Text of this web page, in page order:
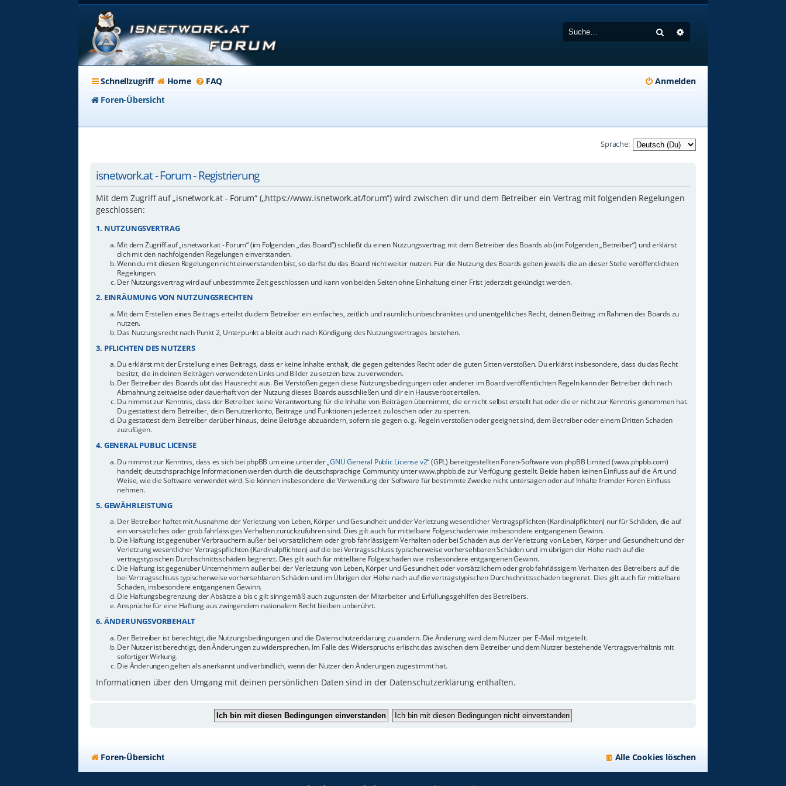
Suche
Schnellzugriff Home FAQ
Anmelden
Foren-Übersicht
Sprache:
isnetwork.at - Forum - Registrierung
Mit dem Zugriff auf „isnetwork.at - Forum“ („https://www.isnetwork.at/forum“) wird zwischen dir und dem Betreiber ein Vertrag mit folgenden Regelungen
geschlossen:
1. NUTZUNGSVERTRAG
Mit dem Zugriff auf „isnetwork.at - Forum“ (im Folgenden „das Board“) schließt du einen Nutzungsvertrag mit dem Betreiber des Boards ab (im Folgenden „Betreiber“) und erklärst
dich mit den nachfolgenden Regelungen einverstanden.
Wenn du mit diesen Regelungen nicht einverstanden bist, so darfst du das Board nicht weiter nutzen. Für die Nutzung des Boards gelten jeweils die an dieser Stelle veröffentlichten
Regelungen.
Der Nutzungsvertrag wird auf unbestimmte Zeit geschlossen und kann von beiden Seiten ohne Einhaltung einer Frist jederzeit gekündigt werden.
2. EINRÄUMUNG VON NUTZUNGSRECHTEN
Mit dem Erstellen eines Beitrags erteilst du dem Betreiber ein einfaches, zeitlich und räumlich unbeschränktes und unentgeltliches Recht, deinen Beitrag im Rahmen des Boards zu
nutzen.
Das Nutzungsrecht nach Punkt 2, Unterpunkt a bleibt auch nach Kündigung des Nutzungsvertrages bestehen.
3. PFLICHTEN DES NUTZERS
Du erklärst mit der Erstellung eines Beitrags, dass er keine Inhalte enthält, die gegen geltendes Recht oder die guten Sitten verstoßen. Du erklärst insbesondere, dass du das Recht
besitzt, die in deinen Beiträgen verwendeten Links und Bilder zu setzen bzw. zu verwenden.
Der Betreiber des Boards übt das Hausrecht aus. Bei Verstößen gegen diese Nutzungsbedingungen oder anderer im Board veröffentlichten Regeln kann der Betreiber dich nach
Abmahnung zeitweise oder dauerhaft von der Nutzung dieses Boards ausschließen und dir ein Hausverbot erteilen.
Du nimmst zur Kenntnis, dass der Betreiber keine Verantwortung für die Inhalte von Beiträgen übernimmt, die er nicht selbst erstellt hat oder die er nicht zur Kenntnis genommen hat.
Du gestattest dem Betreiber, dein Benutzerkonto, Beiträge und Funktionen jederzeit zu löschen oder zu sperren.
Du gestattest dem Betreiber darüber hinaus, deine Beiträge abzuändern, sofern sie gegen o. g. Regeln verstoßen oder geeignet sind, dem Betreiber oder einem Dritten Schaden
zuzufügen.
4. GENERAL PUBLIC LICENSE
Du nimmst zur Kenntnis, dass es sich bei phpBB um eine unter der „GNU General Public License v2“ (GPL) bereitgestellten Foren-Software von phpBB Limited (www.phpbb.com)
handelt; deutschsprachige Informationen werden durch die deutschsprachige Community unter www.phpbb.de zur Verfügung gestellt. Beide haben keinen Einfluss auf die Art und
Weise, wie die Software verwendet wird. Sie können insbesondere die Verwendung der Software für bestimmte Zwecke nicht untersagen oder auf Inhalte fremder Foren Einfluss
nehmen.
5. GEWÄHRLEISTUNG
Der Betreiber haftet mit Ausnahme der Verletzung von Leben, Körper und Gesundheit und der Verletzung wesentlicher Vertragspflichten (Kardinalpflichten) nur für Schäden, die auf
ein vorsätzliches oder grob fahrlässiges Verhalten zurückzuführen sind. Dies gilt auch für mittelbare Folgeschäden wie insbesondere entgangenen Gewinn.
Die Haftung ist gegenüber Verbrauchern außer bei vorsätzlichem oder grob fahrlässigem Verhalten oder bei Schäden aus der Verletzung von Leben, Körper und Gesundheit und der
Verletzung wesentlicher Vertragspflichten (Kardinalpflichten) auf die bei Vertragsschluss typischerweise vorhersehbaren Schäden und im übrigen der Höhe nach auf die
vertragstypischen Durchschnittsschäden begrenzt. Dies gilt auch für mittelbare Folgeschäden wie insbesondere entgangenen Gewinn.
Die Haftung ist gegenüber Unternehmern außer bei der Verletzung von Leben, Körper und Gesundheit oder vorsätzlichem oder grob fahrlässigem Verhalten des Betreibers auf die
bei Vertragsschluss typischerweise vorhersehbaren Schäden und im Übrigen der Höhe nach auf die vertragstypischen Durchschnittsschäden begrenzt. Dies gilt auch für mittelbare
Schäden, insbesondere entgangenen Gewinn.
Die Haftungsbegrenzung der Absätze a bis c gilt sinngemäß auch zugunsten der Mitarbeiter und Erfüllungsgehilfen des Betreibers.
Ansprüche für eine Haftung aus zwingendem nationalem Recht bleiben unberührt.
6. ÄNDERUNGSVORBEHALT
Der Betreiber ist berechtigt, die Nutzungsbedingungen und die Datenschutzerklärung zu ändern. Die Änderung wird dem Nutzer per E-Mail mitgeteilt.
Der Nutzer ist berechtigt, den Änderungen zu widersprechen. Im Falle des Widerspruchs erlischt das zwischen dem Betreiber und dem Nutzer bestehende Vertragsverhältnis mit
sofortiger Wirkung.
Die Änderungen gelten als anerkannt und verbindlich, wenn der Nutzer den Änderungen zugestimmt hat.
Informationen über den Umgang mit deinen persönlichen Daten sind in der Datenschutzerklärung enthalten.
Foren-Übersicht Alle Cookies löschen